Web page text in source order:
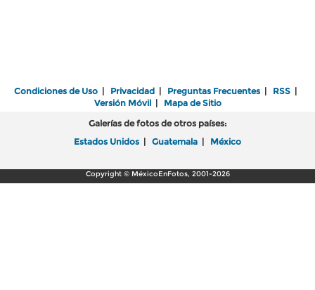
Condiciones de Uso | Privacidad | Preguntas Frecuentes | RSS |
Versión Móvil| Mapa de Sitio
Galerías de fotos de otros países:
Estados Unidos | Guatemala | México
Copyright © MéxicoEnFotos, 2001-2026